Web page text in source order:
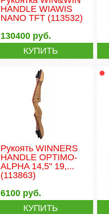
HANDLE WIAWIS
NANO TFT (113532)
130400 руб.
КУПИТЬ
Рукоять WINNERS
HANDLE OPTIMO-
ALPHA 14,5" 19,...
(113863)
6100 руб.
КУПИТЬ